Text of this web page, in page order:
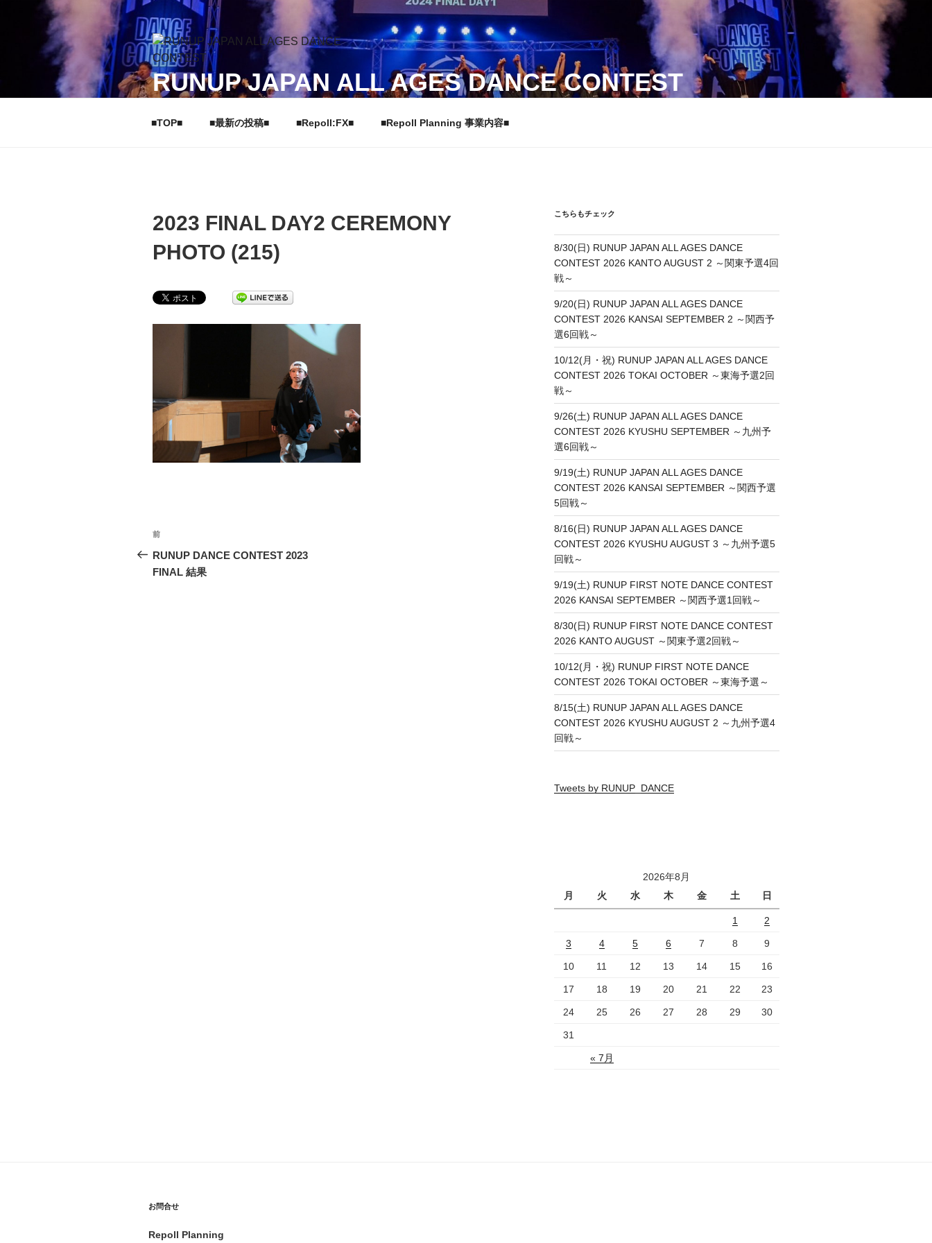
RUNUP JAPAN ALL AGES DANCE CONTEST
■TOP■ ■最新の投稿■ ■Repoll:FX■ ■Repoll Planning 事業内容■
2023 FINAL DAY2 CEREMONY
PHOTO (215)
投
稿
ナ
前
の
投
前
RUNUP DANCE CONTEST 2023
FINAL 結果
こちらもチェック
8/30(日) RUNUP JAPAN ALL AGES DANCE
CONTEST 2026 KANTO AUGUST 2 ～関東予選4回
戦～
9/20(日) RUNUP JAPAN ALL AGES DANCE
CONTEST 2026 KANSAI SEPTEMBER 2 ～関西予
選6回戦～
10/12(月・祝) RUNUP JAPAN ALL AGES DANCE
CONTEST 2026 TOKAI OCTOBER ～東海予選2回
戦～
9/26(土) RUNUP JAPAN ALL AGES DANCE
CONTEST 2026 KYUSHU SEPTEMBER ～九州予
選6回戦～
9/19(土) RUNUP JAPAN ALL AGES DANCE
CONTEST 2026 KANSAI SEPTEMBER ～関西予選
5回戦～
8/16(日) RUNUP JAPAN ALL AGES DANCE
CONTEST 2026 KYUSHU AUGUST 3 ～九州予選5
回戦～
9/19(土) RUNUP FIRST NOTE DANCE CONTEST
2026 KANSAI SEPTEMBER ～関西予選1回戦～
8/30(日) RUNUP FIRST NOTE DANCE CONTEST
2026 KANTO AUGUST ～関東予選2回戦～
10/12(月・祝) RUNUP FIRST NOTE DANCE
CONTEST 2026 TOKAI OCTOBER ～東海予選～
8/15(土) RUNUP JAPAN ALL AGES DANCE
CONTEST 2026 KYUSHU AUGUST 2 ～九州予選4
回戦～
Tweets by RUNUP_DANCE
2026年8月
月
火 水 木 金 土 日
« 7月
1 2
3 4 5 6 7 8 9
10 11 12 13 14 15 16
17 18 19 20 21 22 23
24 25 26 27 28 29 30
31
お問合せ
Repoll Planning